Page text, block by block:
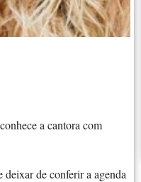
a cantora com
de conferir a agenda